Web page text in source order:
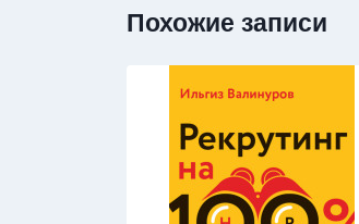
Похожие записи